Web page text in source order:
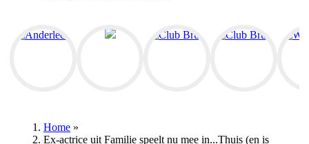
Home »
Ex-actrice uit Familie speelt nu mee in...Thuis (en is